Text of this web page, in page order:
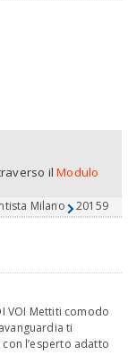
ilModulo
Milano 20159
VOI Mettiti comodo
ti
l’esperto adatto